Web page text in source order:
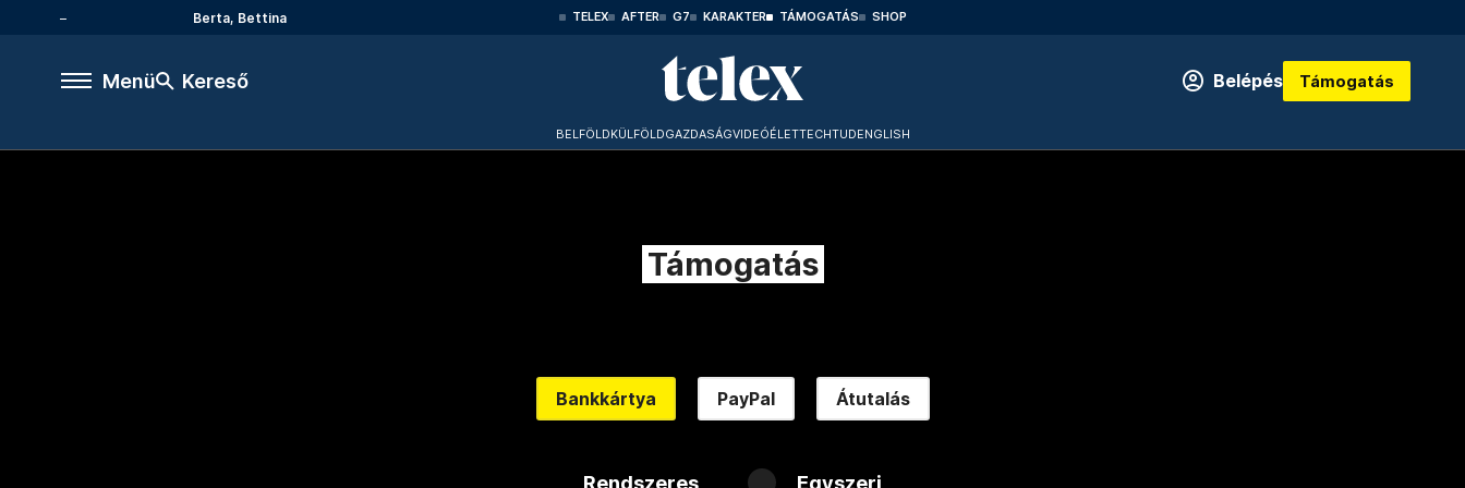
Berta, Bettina TELEX AFTER G7 KARAKTER TÁMOGATÁS SHOP
Menü Kereső Belépés Támogatás
BELFÖLDKÜLFÖLDGAZDASÁGVIDEÓÉLETTECHTUDENGLISH
Támogatás
Bankkártya PayPal Átutalás
Rendszeres Egyszeri